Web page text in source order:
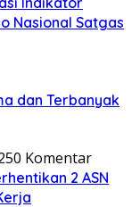
Nasional Satgas
dan Terbanyak
0 Komentar
2 ASN